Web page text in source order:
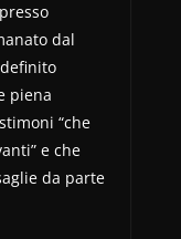
dal
piena
“che
e che
da parte